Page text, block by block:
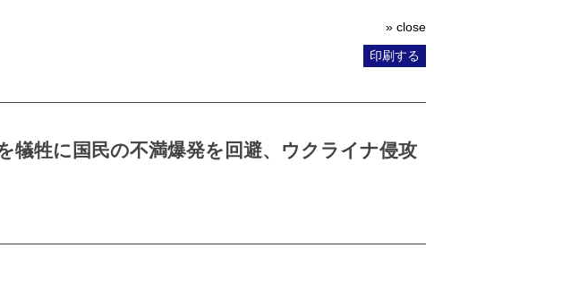
» close
印刷する
犠牲に国民の不満爆発を回避、ウクライナ侵攻